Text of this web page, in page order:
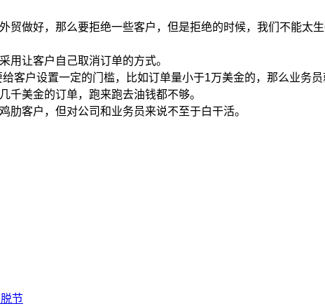
做好，那么要拒绝一些客户，但是拒绝的时候，我们不能太
让客户自己取消订单的方式。
户设置一定的门槛，比如订单量小于1万美金的，那么业务
千美金的订单，跑来跑去油钱都不够。
客户，但对公司和业务员来说不至于白干活。
节